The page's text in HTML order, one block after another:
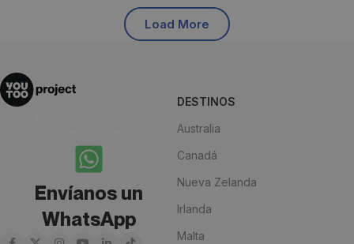
Load More
¡Anímate y escríbenos!
Envíanos un
WhatsApp
DESTINOS
Australia
Canadá
Nueva Zelanda
Irlanda
Malta